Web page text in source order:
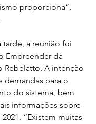
proporciona”,
a reunião foi
Empreender da
Rebelatto. A intenção
demandas para o
do sistema, bem
informações sobre
“Existem muitas